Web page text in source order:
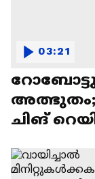
അത്ഭുതം;
ചിങ്
03:21